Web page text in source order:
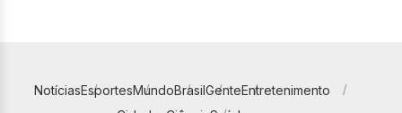
NotíciasEsportesMundoBrasilGenteEntretenimento